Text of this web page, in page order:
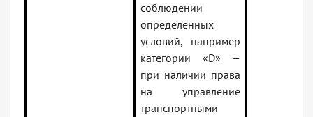
соблюдении
определенных
условий, например
категории «D» —
при наличии права
на управление
транспортными